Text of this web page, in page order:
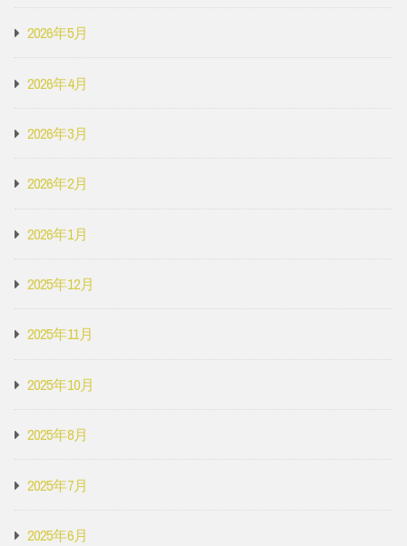
2026年5月
2026年4月
2026年3月
2026年2月
2026年1月
2025年12月
2025年11月
2025年10月
2025年8月
2025年7月
2025年6月